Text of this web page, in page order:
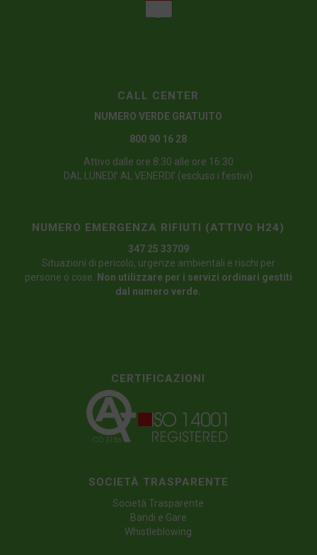
CALL CENTER
NUMERO VERDE GRATUITO
800 90 16 28
Attivo dalle ore 8:30 alle ore 16:30
DAL LUNEDI’ AL VENERDI’ (escluso i festivi)
NUMERO EMERGENZA RIFIUTI (ATTIVO H24)
347 25 33709
Situazioni di pericolo, urgenze ambientali e rischi per
persone o cose.
Non utilizzare per i servizi ordinari gestiti
dal numero verde.
CERTIFICAZIONI
SOCIETÀ TRASPARENTE
Società Trasparente
Bandi e Gare
Whistleblowing